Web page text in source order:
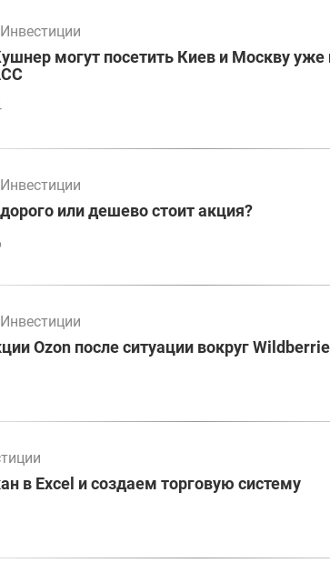
Инвестиции
могут посетить Киев и Москву
Инвестиции
или дешево стоит акция?
Инвестиции
Ozon после ситуации вокруг
в Excel и создаем торговую систему